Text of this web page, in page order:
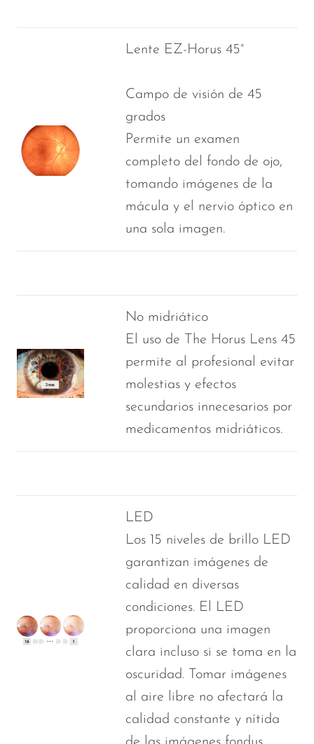
Lente EZ-Horus 45°
Campo de visión de 45
grados
Permite un examen
completo del fondo de ojo,
tomando imágenes de la
mácula y el nervio óptico en
una sola imagen.
No midriático
El uso de The Horus Lens 45
permite al profesional evitar
molestias y efectos
secundarios innecesarios por
medicamentos midriáticos.
LED
Los 15 niveles de brillo LED
garantizan imágenes de
calidad en diversas
condiciones. El LED
proporciona una imagen
clara incluso si se toma en la
oscuridad. Tomar imágenes
al aire libre no afectará la
calidad constante y nítida